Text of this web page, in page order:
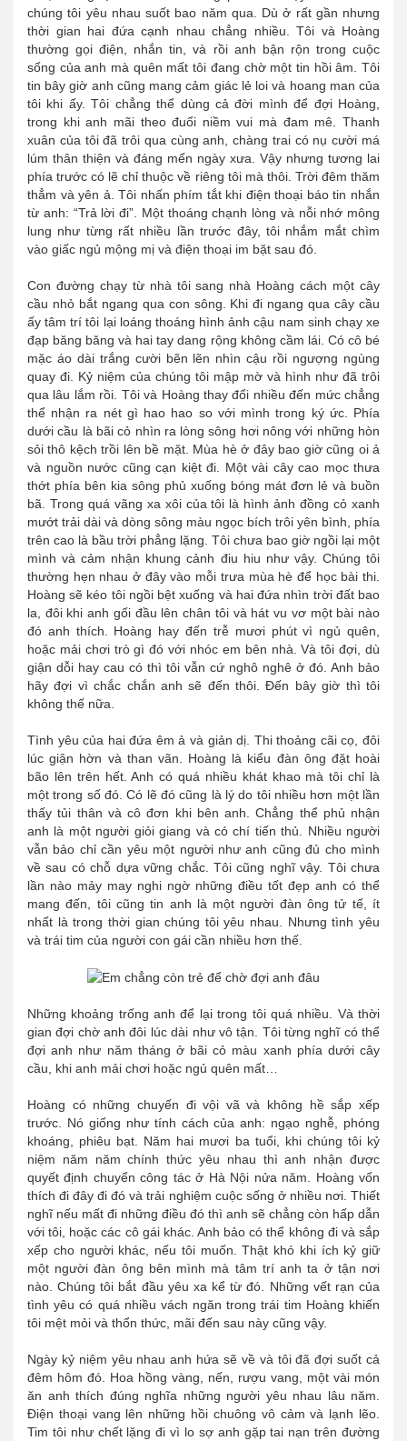
chúng tôi yêu nhau suốt bao năm qua. Dù ở rất gần nhưng
thời gian hai đứa cạnh nhau chẳng nhiều. Tôi và Hoàng
thường gọi điện, nhắn tin, và rồi anh bận rộn trong cuộc
sống của anh mà quên mất tôi đang chờ một tin hồi âm. Tôi
tin bây giờ anh cũng mang cảm giác lẻ loi và hoang man của
tôi khi ấy. Tôi chẳng thể dùng cả đời mình để đợi Hoàng,
trong khi anh mãi theo đuổi niềm vui mà đam mê. Thanh
xuân của tôi đã trôi qua cùng anh, chàng trai có nụ cười má
lúm thân thiện và đáng mến ngày xưa. Vậy nhưng tương lai
phía trước có lẽ chỉ thuộc về riêng tôi mà thôi. Trời đêm thăm
thẳm và yên ả. Tôi nhấn phím tắt khi điện thoại báo tin nhắn
từ anh: “Trả lời đi”. Một thoáng chạnh lòng và nỗi nhớ mông
lung như từng rất nhiều lần trước đây, tôi nhắm mắt chìm
vào giấc ngủ mộng mị và điện thoại im bặt sau đó.
Con đường chạy từ nhà tôi sang nhà Hoàng cách một cây
cầu nhỏ bắt ngang qua con sông. Khi đi ngang qua cây cầu
ấy tâm trí tôi lại loáng thoáng hình ảnh cậu nam sinh chạy xe
đạp băng băng và hai tay dang rộng không cầm lái. Có cô bé
mặc áo dài trắng cười bẽn lẽn nhìn cậu rồi ngượng ngùng
quay đi. Kỷ niệm của chúng tôi mập mờ và hình như đã trôi
qua lâu lắm rồi. Tôi và Hoàng thay đổi nhiều đến mức chẳng
thể nhận ra nét gì hao hao so với mình trong ký ức. Phía
dưới cầu là bãi cỏ nhìn ra lòng sông hơi nông với những hòn
sỏi thô kệch trồi lên bề mặt. Mùa hè ở đây bao giờ cũng oi ả
và nguồn nước cũng cạn kiệt đi. Một vài cây cao mọc thưa
thớt phía bên kia sông phủ xuống bóng mát đơn lẻ và buồn
bã. Trong quá vãng xa xôi của tôi là hình ảnh đồng cỏ xanh
mướt trải dài và dòng sông màu ngọc bích trôi yên bình, phía
trên cao là bầu trời phẳng lặng. Tôi chưa bao giờ ngồi lại một
mình và cảm nhận khung cảnh điu hiu như vậy. Chúng tôi
thường hẹn nhau ở đây vào mỗi trưa mùa hè để học bài thi.
Hoàng sẽ kéo tôi ngồi bệt xuống và hai đứa nhìn trời đất bao
la, đôi khi anh gối đầu lên chân tôi và hát vu vơ một bài nào
đó anh thích. Hoàng hay đến trễ mươi phút vì ngủ quên,
hoặc mải chơi trò gì đó với nhóc em bên nhà. Và tôi đợi, dù
giận dỗi hay cau có thì tôi vẫn cứ nghô nghê ở đó. Anh bảo
hãy đợi vì chắc chắn anh sẽ đến thôi. Đến bây giờ thì tôi
không thế nữa.
Tình yêu của hai đứa êm ả và giản dị. Thi thoảng cãi cọ, đôi
lúc giận hờn và than vãn. Hoàng là kiểu đàn ông đặt hoài
bão lên trên hết. Anh có quá nhiều khát khao mà tôi chỉ là
một trong số đó. Có lẽ đó cũng là lý do tôi nhiều hơn một lần
thấy tủi thân và cô đơn khi bên anh. Chẳng thể phủ nhận
anh là một người giỏi giang và có chí tiến thủ. Nhiều người
vẫn bảo chỉ cần yêu một người như anh cũng đủ cho mình
về sau có chỗ dựa vững chắc. Tôi cũng nghĩ vậy. Tôi chưa
lần nào mảy may nghi ngờ những điều tốt đẹp anh có thể
mang đến, tôi cũng tin anh là một người đàn ông tử tế, ít
nhất là trong thời gian chúng tôi yêu nhau. Nhưng tình yêu
và trái tim của người con gái cần nhiều hơn thế.
Những khoảng trống anh để lại trong tôi quá nhiều. Và thời
gian đợi chờ anh đôi lúc dài như vô tận. Tôi từng nghĩ có thể
đợi anh như năm tháng ở bãi cỏ màu xanh phía dưới cây
cầu, khi anh mải chơi hoặc ngủ quên mất…
Hoàng có những chuyến đi vội vã và không hề sắp xếp
trước. Nó giống như tính cách của anh: ngạo nghễ, phóng
khoáng, phiêu bạt. Năm hai mươi ba tuổi, khi chúng tôi kỷ
niệm năm năm chính thức yêu nhau thì anh nhận được
quyết định chuyển công tác ở Hà Nội nửa năm. Hoàng vốn
thích đi đây đi đó và trải nghiệm cuộc sống ở nhiều nơi. Thiết
nghĩ nếu mất đi những điều đó thì anh sẽ chẳng còn hấp dẫn
với tôi, hoặc các cô gái khác. Anh bảo có thể không đi và sắp
xếp cho người khác, nếu tôi muốn. Thật khó khi ích kỷ giữ
một người đàn ông bên mình mà tâm trí anh ta ở tận nơi
nào. Chúng tôi bắt đầu yêu xa kể từ đó. Những vết rạn của
tình yêu có quá nhiều vách ngăn trong trái tim Hoàng khiến
tôi mệt mỏi và thổn thức, mãi đến sau này cũng vậy.
Ngày kỷ niệm yêu nhau anh hứa sẽ về và tôi đã đợi suốt cả
đêm hôm đó. Hoa hồng vàng, nến, rượu vang, một vài món
ăn anh thích đúng nghĩa những người yêu nhau lâu năm.
Điện thoại vang lên những hồi chuông vô cảm và lạnh lẽo.
Tim tôi như chết lặng đi vì lo sợ anh gặp tai nạn trên đường